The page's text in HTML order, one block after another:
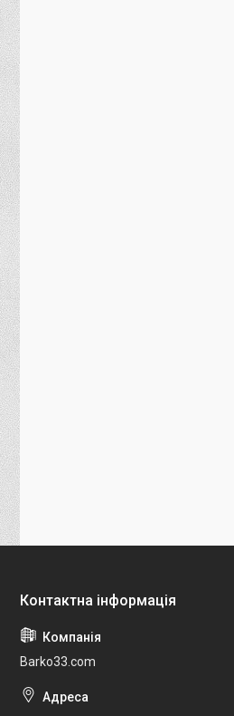
Barko33.com